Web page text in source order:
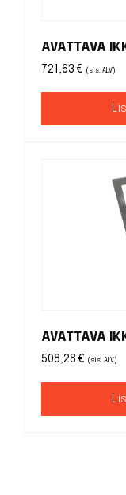
AVATTAVA
721,63€ (sis. ALV)
AVATTAVA
508,28€ (sis. ALV)